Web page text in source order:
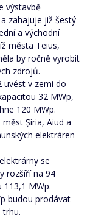
výstavbě
zahajuje již šestý
a východní
města Teius,
by ročně vyrobit
zdrojů.
uvést v zemi do
32 MWp,
120 MWp.
Șiria, Aiud a
elektráren
se
rozšíří na 94
113,1 MWp.
budou prodávat